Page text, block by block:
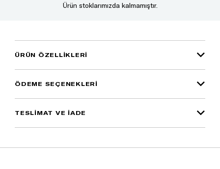
Ürün stoklarımızda kalmamıştır.
ÜRÜN ÖZELLIKLERI
ÖDEME SEÇENEKLERI
TESLİMAT VE İADE